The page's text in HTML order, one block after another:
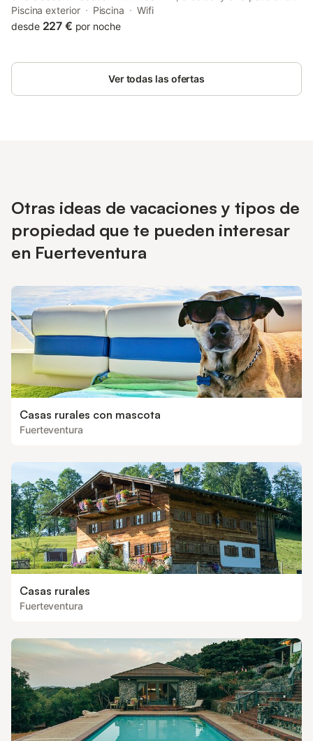
access to a garden and a year-round outdoor pool.
Piscina exterior Piscina
Wifi
desde 227 € por noche
Ver todas las ofertas
Otras ideas de vacaciones y tipos de
propiedad que te pueden interesar
en Fuerteventura
Casas rurales con mascota
Fuerteventura
Casas rurales
Fuerteventura